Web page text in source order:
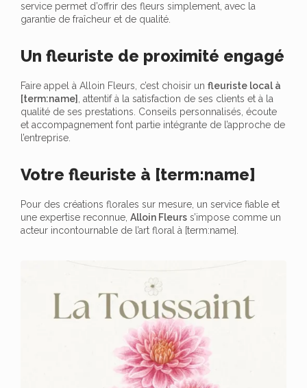
service permet d’offrir des fleurs simplement, avec la
garantie de fraîcheur et de qualité.
Un fleuriste de proximité engagé
Faire appel à Alloin Fleurs, c’est choisir un fleuriste local à
[term:name]
, attentif à la satisfaction de ses clients et à la
qualité de ses prestations. Conseils personnalisés, écoute
et accompagnement font partie intégrante de l’approche de
l’entreprise.
Votre fleuriste à [term:name]
Pour des créations florales sur mesure, un service fiable et
une expertise reconnue, Alloin Fleurs s’impose comme un
acteur incontournable de l’art floral à [term:name].